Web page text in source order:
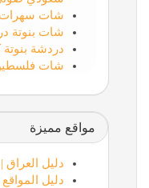
شات سهرات
شات بنوتة
دردشة
شات
مواقع مميزة
دليل العراق
دليل المواقع